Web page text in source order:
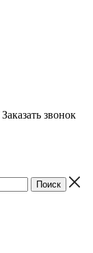
Заказать звонок